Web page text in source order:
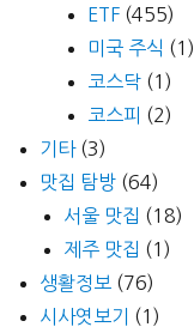
ETF (455)
미국 주식 (1)
코스닥 (1)
코스피 (2)
기타(3)
맛집 탐방 (64)
서울 맛집 (18)
제주 맛집 (1)
생활정보 (76)
시사엿보기
(1)